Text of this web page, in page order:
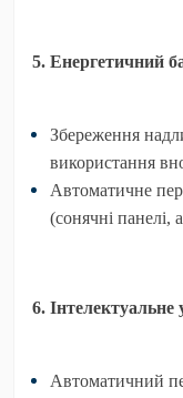
5. Енергетичний
Збереження
використання
Автоматичне
(сонячні панелі,
6. Інтелектуальне
Автоматичний